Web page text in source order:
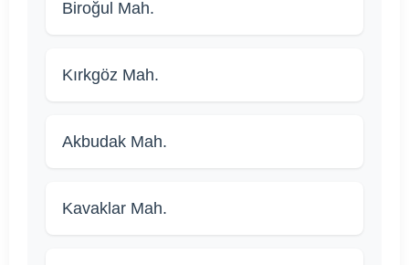
Biroğul Mah.
Kırkgöz Mah.
Akbudak Mah.
Kavaklar Mah.